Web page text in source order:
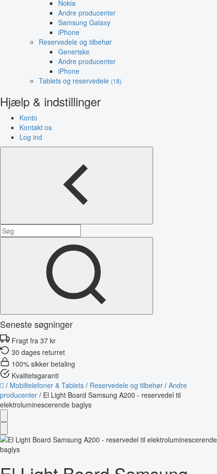
Nokia
Andre producenter
Samsung Galaxy
iPhone
Reservedele og tilbehør
Generiske
Andre producenter
iPhone
Tablets og reservedele (18)
Hjælp & indstillinger
Konto
Kontakt os
Log ind
Seneste søgninger
Fragt fra 37 kr
30 dages returret
100% sikker betaling
Kvalitetsgaranti
/ Mobiltelefoner & Tablets / Reservedele og tilbehør / Andre
producenter / El Light Board Samsung A200 - reservedel til
elektroluminescerende baglys